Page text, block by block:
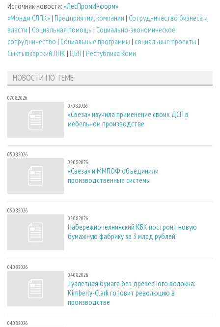
Источник новости: «ЛесПромИнформ»
«Монди СЛПК»| Предприятия, компании | Сотрудничество бизнеса и
власти | Социальная помощь | Социально-экономическое
сотрудничество | Социальные программы | социальные проекты |
Сыктывкарский ЛПК | ЦБП | Республика Коми
НОВОСТИ ПО ТЕМЕ
07.08.2026
07.08.2026
«Свеза» изучила применение своих ДСП в
мебельном производстве
05.08.2026
05.08.2026
«Свеза» и ММПОФ объединили
производственные системы
05.08.2026
05.08.2026
Набережночелнинский КБК построит новую
бумажную фабрику за 3 млрд рублей
04.08.2026
04.08.2026
Туалетная бумага без древесного волокна:
Kimberly-Clark готовит революцию в
производстве
04.08.2026